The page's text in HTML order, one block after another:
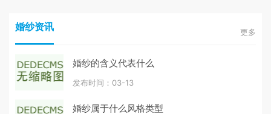
婚纱资讯 更多
婚纱的含义代表什么
发布时间：03-13
婚纱属于什么风格类型